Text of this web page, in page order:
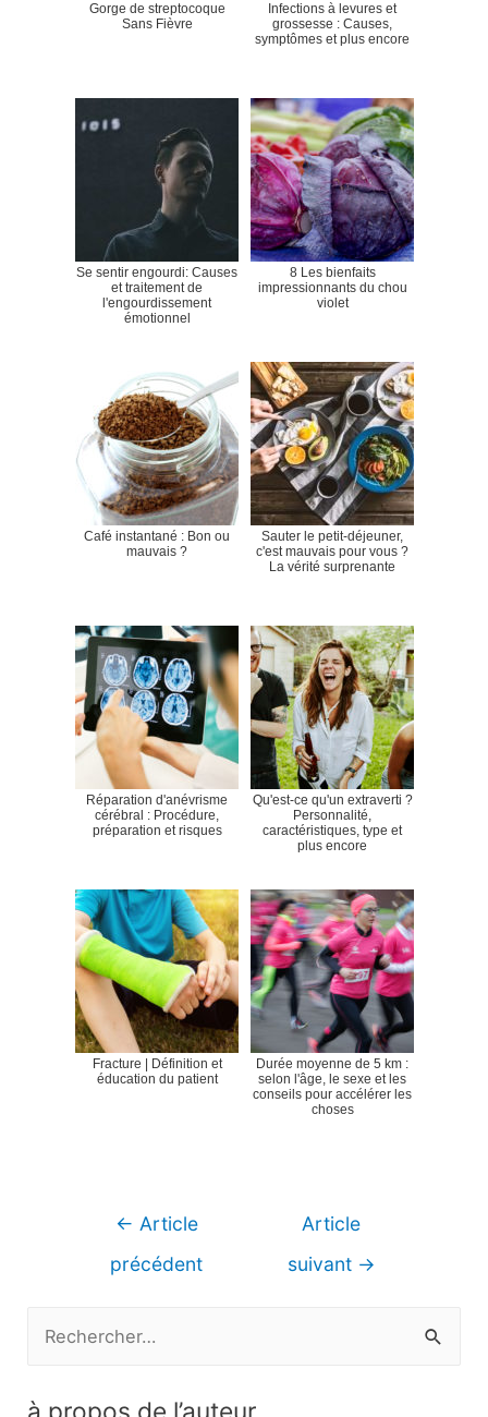
Gorge de streptocoque
Sans Fièvre
Infections à levures et
grossesse : Causes,
symptômes et plus encore
Se sentir engourdi: Causes
et traitement de
l'engourdissement
émotionnel
8 Les bienfaits
impressionnants du chou
violet
Café instantané : Bon ou
mauvais ?
Sauter le petit-déjeuner,
c'est mauvais pour vous ?
La vérité surprenante
Réparation d'anévrisme
cérébral : Procédure,
préparation et risques
Qu'est-ce qu'un extraverti ?
Personnalité,
caractéristiques, type et
plus encore
Fracture | Définition et
éducation du patient
Durée moyenne de 5 km :
selon l'âge, le sexe et les
conseils pour accélérer les
choses
Navigation
← Article
précédent
Article
suivant →